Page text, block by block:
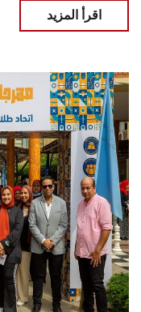
اقرأ المزيد